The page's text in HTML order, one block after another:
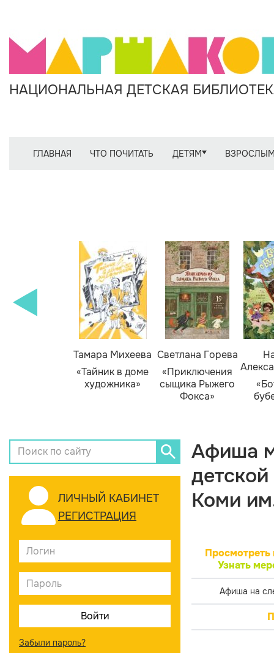
НАЦИОНАЛЬНАЯ ДЕТСКАЯ
ГЛАВНАЯ ЧТО ПОЧИТАТЬ ДЕТЯМ
Тамара Михеева
«Тайник в доме
художника»
Светлана Горева
«Приключения
сыщика Рыжего
Фокса»
ЛИЧНЫЙ КАБИНЕТ
РЕГИСТРАЦИЯ
Забыли пароль?
Афиша
Коми
Просмотреть
Узнать
Афиша на